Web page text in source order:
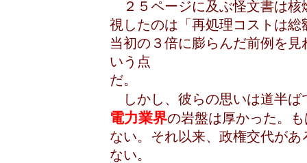
２５ページに及ぶ怪文書は核
視したのは「再処理コストは
当初の３倍に膨らんだ前例を
いう点
しかし、彼らの思いは道半ば
電力業界の岩盤は厚かった。
ない。それ以来、政権交代が
ない。